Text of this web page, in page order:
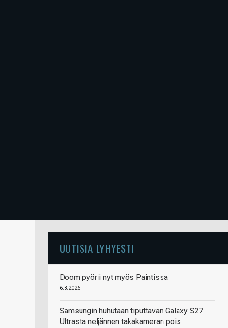
UUTISIA LYHYESTI
Doom pyörii nyt myös Paintissa
6.8.2026
Samsungin huhutaan tiputtavan Galaxy S27
Ultrasta neljännen takakameran pois